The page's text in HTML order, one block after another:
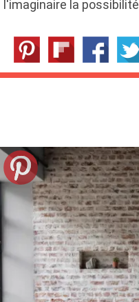
l'imaginaire la